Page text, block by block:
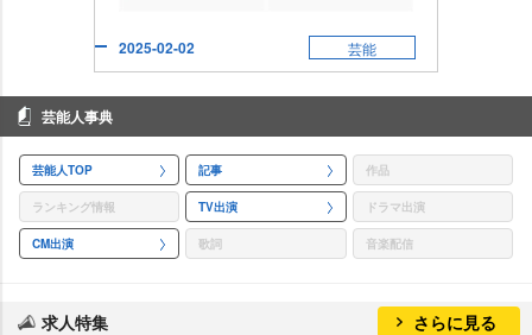
2025-02-02 芸能
芸能人事典
芸能人TOP 記事 作品
ランキング情報 TV出演 ドラマ出演
CM出演 歌詞 音楽配信
求人特集 さらに見る